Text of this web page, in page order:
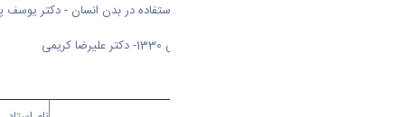
- رونمایی از آلیاژ هوشمند جدید مورد استفاده در بدن انسان - دکتر یوسف
- رونمایی از دانش فنی تولید ایرگانوکس 1330- دکتر علیرضا کریمی